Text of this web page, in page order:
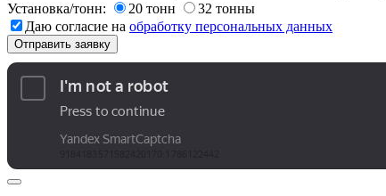
Установка/тонн: 20 тонн
32 тонны
Даю согласие на обработку персональных данных